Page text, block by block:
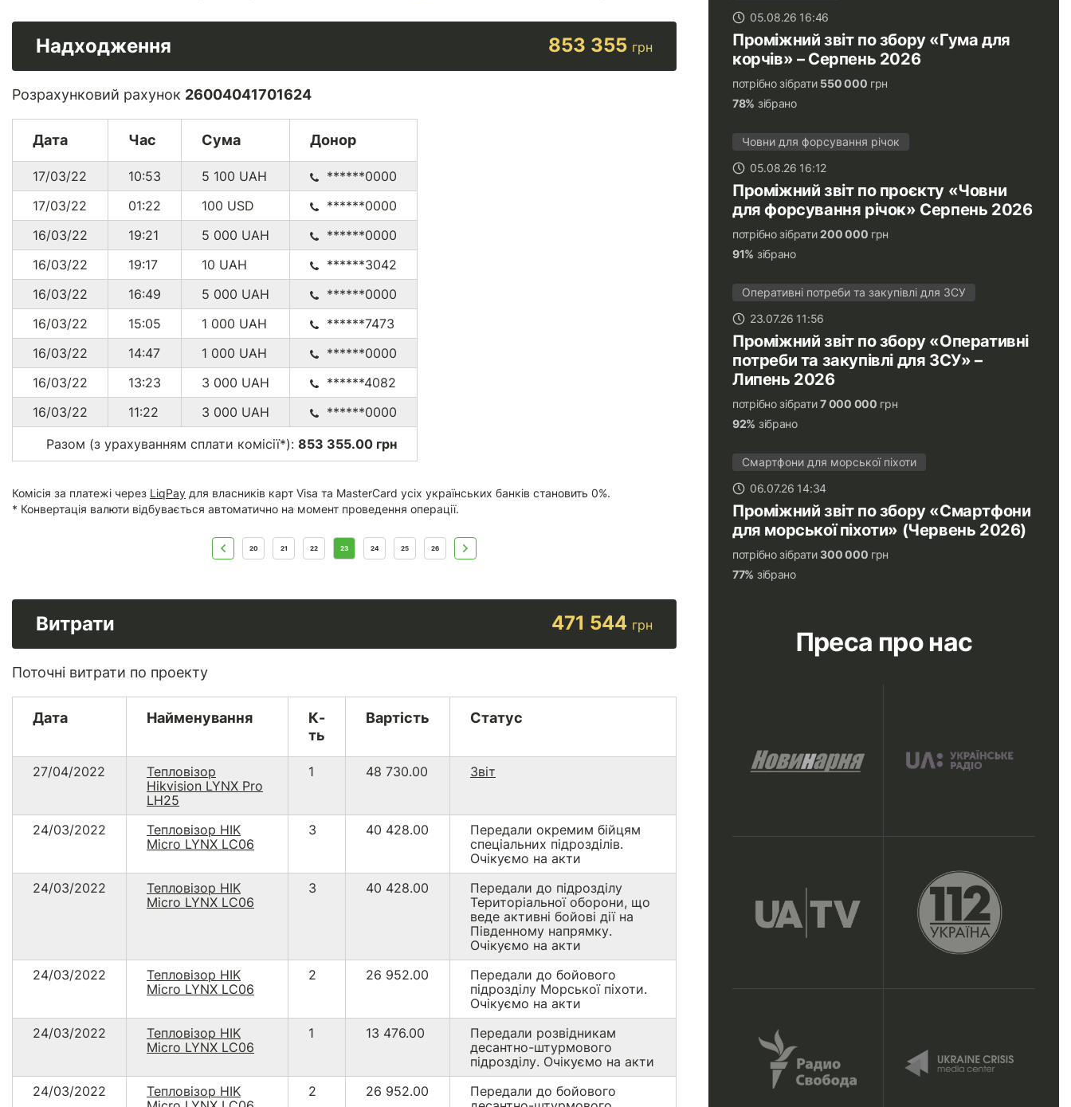
Надходження 853 355 грн
Розрахунковий рахунок 26004041701624
Дата Час Сума Донор
17/03/22 10:53 5 100 UAH
******0000
17/03/22
01:22 100 USD
******0000
16/03/22
19:21 5 000 UAH
******0000
16/03/22
19:17 10 UAH
******3042
16/03/22
16:49 5 000 UAH
******0000
16/03/22
15:05 1 000 UAH
******7473
16/03/22
14:47 1 000 UAH
******0000
16/03/22
13:23 3 000 UAH
******4082
16/03/22
11:22 3 000 UAH
******0000
Разом (з урахуванням сплати комісії*): 853 355.00 грн
Комісія за платежі через LiqPay для власників карт Visa та MasterCard усіх українських банків становить 0%.
* Конвертація валюти відбувається автоматично на момент проведення операції.
20 21 22 23 24 25 26
Витрати 471 544 грн
Поточні витрати по проекту
Дата Найменування
К-
ть
Вартість Статус
27/04/2022
Тепловізор
Hikvision LYNX Pro
LH25
1 48 730.00 Звіт
24/03/2022
Тепловізор HIK
Micro LYNX LC06
3 40 428.00
Передали окремим бійцям
спеціальних підрозділів.
Очікуємо на акти
24/03/2022
Тепловізор HIK
Micro LYNX LC06
3 40 428.00
Передали до підрозділу
Територіальної оборони, що
веде активні бойові дії на
Південному напрямку.
Очікуємо на акти
24/03/2022
Тепловізор HIK
Micro LYNX LC06
2 26 952.00
Передали до бойового
підрозділу Морської піхоти.
Очікуємо на акти
24/03/2022
Тепловізор HIK
Micro LYNX LC06
1 13 476.00
Передали розвідникам
десантно-штурмового
підрозділу. Очікуємо на акти
24/03/2022
Тепловізор HIK
2 26 952.00
Передали до бойового
05.08.26 16:46
Проміжний звіт по збору «Гума для
корчів» – Серпень 2026
потрібно зібрати 550 000 грн
78% зібрано
Човни для форсування річок
05.08.26 16:12
Проміжний звіт по проєкту «Човни
для форсування річок» Серпень 2026
потрібно зібрати200 000 грн
91% зібрано
Оперативні потреби та закупівлі для ЗСУ
23.07.26 11:56
Проміжний звіт по збору «Оперативні
потреби та закупівлі для ЗСУ» –
Липень 2026
потрібно зібрати7 000 000 грн
92% зібрано
Смартфони для морської піхоти
06.07.26 14:34
Проміжний звіт по збору «Смартфони
для морської піхоти» (Червень 2026)
потрібно зібрати300 000 грн
77% зібрано
Преса про нас